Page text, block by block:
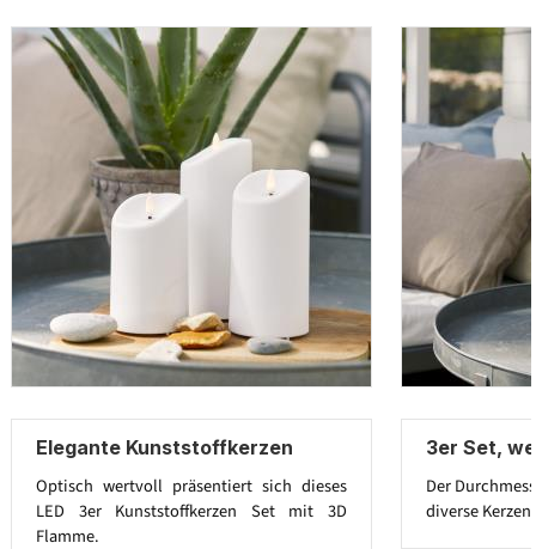
Elegante Kunststoffkerzen
Optisch wertvoll präsentiert sich dieses
LED 3er Kunststoffkerzen Set mit 3D
Flamme.
3er Set,
Der
diverse